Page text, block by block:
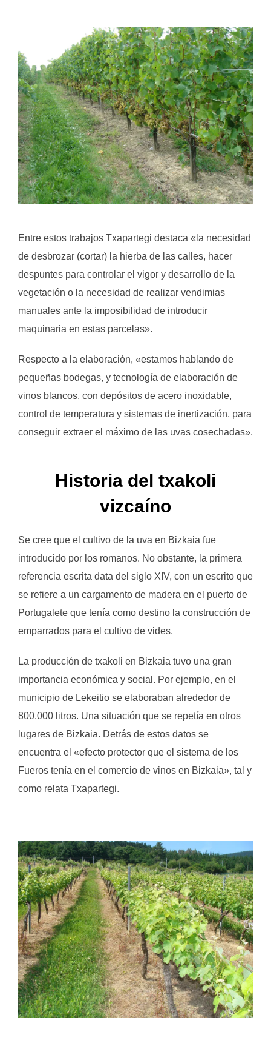
Entre estos trabajos Txapartegi destaca «la necesidad
de desbrozar (cortar) la hierba de las calles, hacer
despuntes para controlar el vigor y desarrollo de la
vegetación o la necesidad de realizar vendimias
manuales ante la imposibilidad de introducir
maquinaria en estas parcelas».
Respecto a la elaboración, «estamos hablando de
pequeñas bodegas, y tecnología de elaboración de
vinos blancos, con depósitos de acero inoxidable,
control de temperatura y sistemas de inertización, para
conseguir extraer el máximo de las uvas cosechadas».
Historia del txakoli
vizcaíno
Se cree que el cultivo de la uva en Bizkaia fue
introducido por los romanos. No obstante, la primera
referencia escrita data del siglo XIV, con un escrito que
se refiere a un cargamento de madera en el puerto de
Portugalete que tenía como destino la construcción de
emparrados para el cultivo de vides.
La producción de txakoli en Bizkaia tuvo una gran
importancia económica y social. Por ejemplo, en el
municipio de Lekeitio se elaboraban alrededor de
800.000 litros. Una situación que se repetía en otros
lugares de Bizkaia. Detrás de estos datos se
encuentra el «efecto protector que el sistema de los
Fueros tenía en el comercio de vinos en Bizkaia», tal y
como relata Txapartegi.